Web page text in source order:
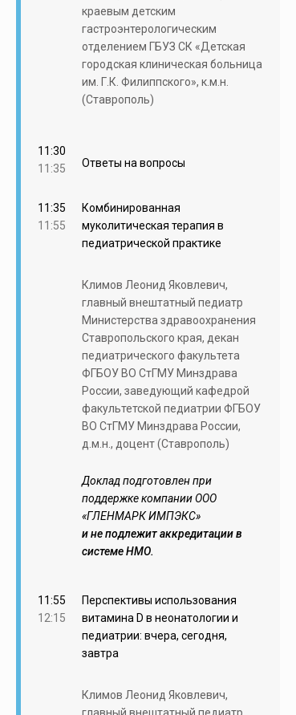
краевым детским
гастроэнтерологическим
отделением ГБУЗ СК «Детская
городская клиническая больница
им. Г.К. Филиппского», к.м.н.
(Ставрополь)
11:30
11:35
Ответы на вопросы
11:35
11:55
Комбинированная
муколитическая терапия в
педиатрической практике
Климов Леонид Яковлевич,
главный внештатный педиатр
Министерства здравоохранения
Ставропольского края, декан
педиатрического факультета
ФГБОУ ВО СтГМУ Минздрава
России, заведующий кафедрой
факультетской педиатрии ФГБОУ
ВО СтГМУ Минздрава России,
д.м.н., доцент (Ставрополь)
Доклад подготовлен при
поддержке компании ООО
«ГЛЕНМАРК ИМПЭКС»
и не подлежит аккредитации в
системе НМО.
11:55
12:15
Перспективы использования
витамина D в неонатологии и
педиатрии: вчера, сегодня,
завтра
Климов Леонид Яковлевич,